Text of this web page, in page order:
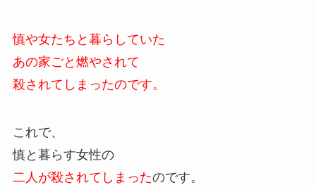
慎や女たちと暮らしていた
あの家ごと燃やされて
殺されてしまったのです。
これで、
慎と暮らす女性の
二人が殺されてしまったのです。